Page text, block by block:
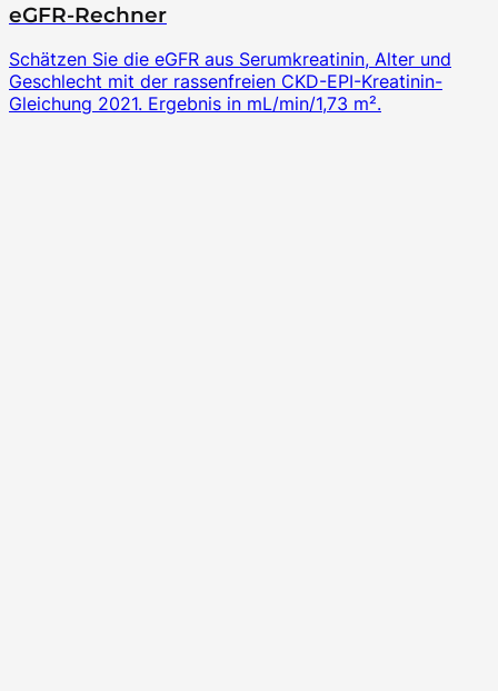
eGFR-Rechner
Schätzen Sie die eGFR aus Serumkreatinin, Alter und
Geschlecht mit der rassenfreien CKD-EPI-Kreatinin-
Gleichung 2021. Ergebnis in mL/min/1,73 m².